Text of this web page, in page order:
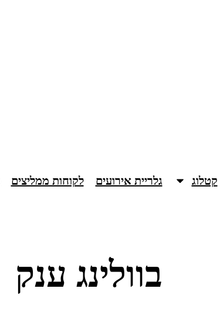
קטלוג גלריית אירועים לקוחות ממליצים
בוולינג ענק